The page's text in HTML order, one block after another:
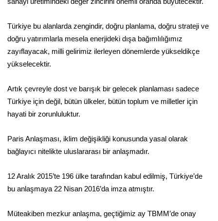
Türkiye bu alanlarda zengindir, doğru planlama, doğru strateji ve
doğru yatırımlarla mesela enerjideki dışa bağımlılığımız
zayıflayacak, milli gelirimiz ilerleyen dönemlerde yükseldikçe
yükselecektir.
Artık çevreyle dost ve barışık bir gelecek planlaması sadece
Türkiye için değil, bütün ülkeler, bütün toplum ve milletler için
hayati bir zorunluluktur.
Paris Anlaşması, iklim değişikliği konusunda yasal olarak
bağlayıcı nitelikte uluslararası bir anlaşmadır.
12 Aralık 2015’te 196 ülke tarafından kabul edilmiş, Türkiye’de
bu anlaşmaya 22 Nisan 2016’da imza atmıştır.
Müteakiben mezkur anlaşma, geçtiğimiz ay TBMM’de onay